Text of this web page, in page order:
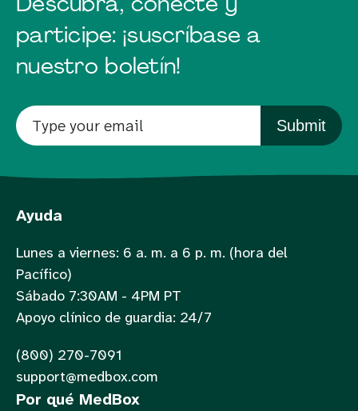
participe: ¡suscríbase a
nuestro boletín!
Submit
Ayuda
Lunes a viernes: 6 a. m. a 6 p. m. (hora del
Pacífico)
Sábado 7:30AM - 4PM PT
Apoyo clínico de guardia: 24/7
(800) 270-7091
support@medbox.com
Por qué MedBox